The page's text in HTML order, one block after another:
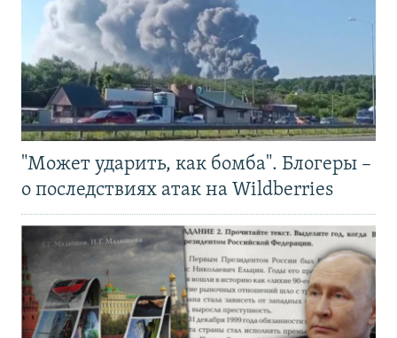
"Может ударить, как бомба". Блогеры –
о последствиях атак на Wildberries